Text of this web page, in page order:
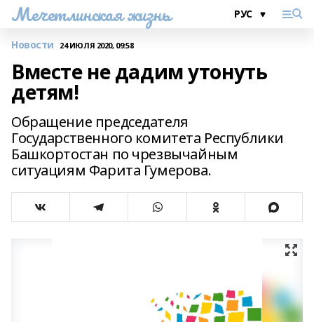
Мечетлинская жизнь
Новости 24 ИЮЛЯ 2020, 09:58
Вместе не дадим утонуть
детям!
Обращение председателя
Государственного комитета Республики
Башкортостан по чрезвычайным
ситуациям Фарита Гумерова.